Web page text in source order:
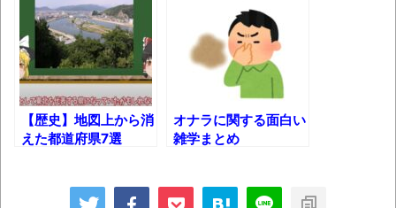
TBS「マツコの知らない世界」スタグル特
集でほとんど紹介されなかったJリーグ…なら
ば自分たちで紹介だ！
時代の流れ
【衝撃】道志村の骨や服、沢の上流から流
オーストラリアの男性飛行家 太平洋横断
【歴史】地図上から消
えた都道府県7選
オナラに関する面白い
雑学まとめ